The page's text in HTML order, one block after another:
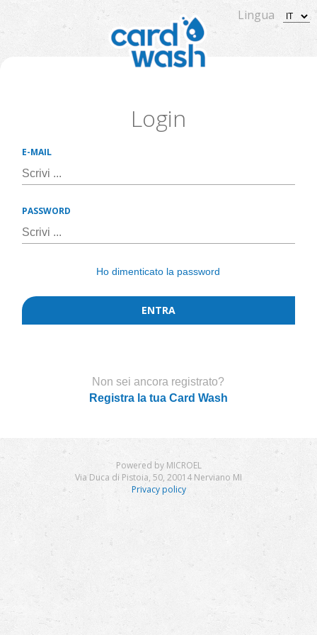
Login
E-MAIL
PASSWORD
Ho dimenticato la password
ENTRA
Non sei ancora registrato?
Registra la tua Card Wash
Lingua
Powered by MICROEL
Via Duca di Pistoia, 50, 20014 Nerviano MI
Privacy policy